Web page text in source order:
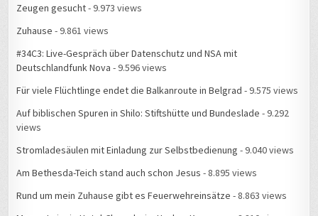
Zeugen gesucht- 9.973 views
Zuhause - 9.861 views
#34C3: Live-Gespräch über Datenschutz und NSA mit
Deutschlandfunk Nova - 9.596 views
Für viele Flüchtlinge endet die Balkanroute in Belgrad - 9.575 views
Auf biblischen Spuren in Shilo: Stiftshütte und Bundeslade - 9.292
views
Stromladesäulen mit Einladung zur Selbstbedienung - 9.040 views
Am Bethesda-Teich stand auch schon Jesus - 8.895 views
Rund um mein Zuhause gibt es Feuerwehreinsätze - 8.863 views